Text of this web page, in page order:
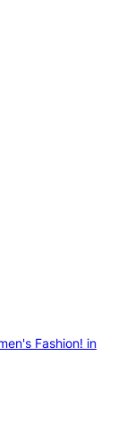
Fashion! in